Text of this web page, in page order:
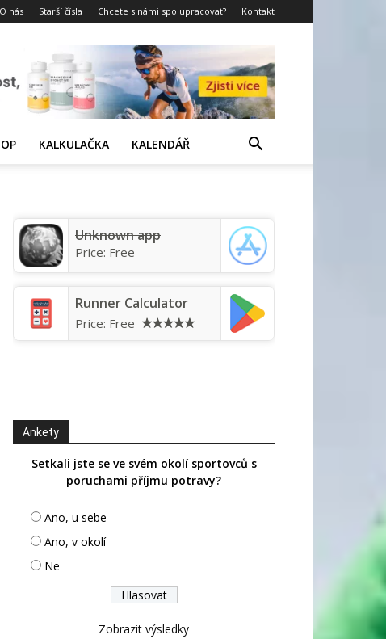
O nás Starší čísla Chcete s námi spolupracovat? Kontakt
KALKULAČKA KALENDÁŘ
Unknown app
Price: Free
Runner Calculator
Price: Free
Ankety
Setkali jste se ve svém okolí sportovců s
poruchami příjmu potravy?
Ano, u sebe
Ano, v okolí
Ne
Zobrazit výsledky